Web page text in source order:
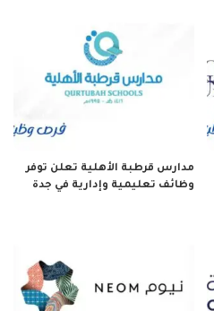
مدارس قرطبة الأهلية تعلن توفر
وظائف تعليمية وإدارية في جدة